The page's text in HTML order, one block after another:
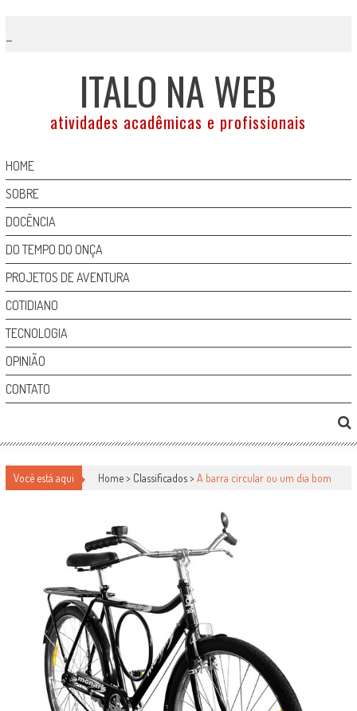
content
ITALO NA WEB
atividades acadêmicas e profissionais
HOME
SOBRE
DOCÊNCIA
DO TEMPO DO ONÇA
PROJETOS DE AVENTURA
COTIDIANO
TECNOLOGIA
OPINIÃO
CONTATO
Você está aqui Home > Classificados> A barra circular ou um dia bom